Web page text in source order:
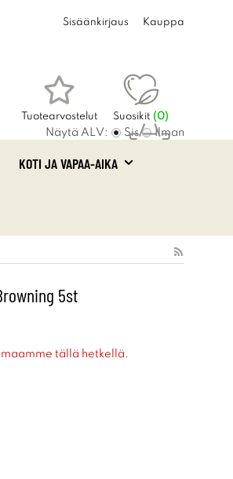
Sisäänkirjaus Kauppa
Tuotearvostelut Suosikit (0)
Ostoskori
Näytä ALV: Sis Ilman
KOTI JA VAPAA-AIKA
5st
tällä hetkellä.